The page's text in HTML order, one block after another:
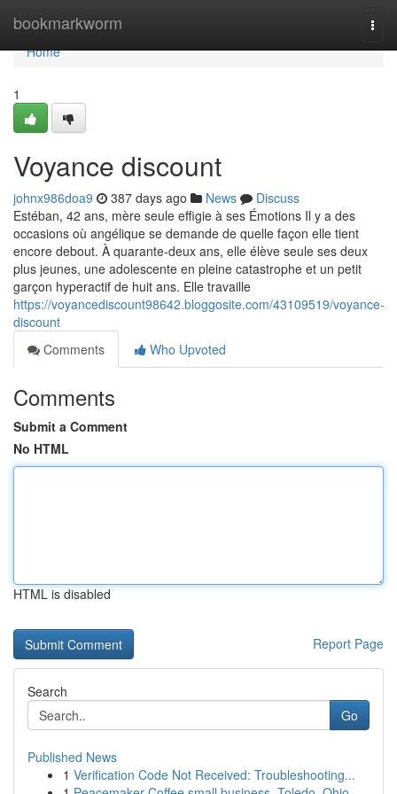
bookmarkworm
Home
Home
1
Voyance discount
johnx986doa9 387 days ago News
Discuss
Estéban, 42 ans, mère seule effigie à ses Émotions Il y a des
occasions où angélique se demande de quelle façon elle tient
encore debout. À quarante-deux ans, elle élève seule ses deux
plus jeunes, une adolescente en pleine catastrophe et un petit
garçon hyperactif de huit ans. Elle travaille
https://voyancediscount98642.bloggosite.com/43109519/voyance-
discount
Comments
Who Upvoted
Comments
Submit a Comment
No HTML
HTML is disabled
Report Page
Search
Go
Published News
1 Verification Code Not Received: Troubleshooting...